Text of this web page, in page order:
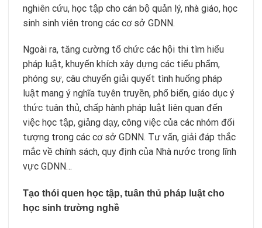
nghiên cứu, học tập cho cán bộ quản lý, nhà giáo, học
sinh sinh viên trong các cơ sở GDNN.
Ngoài ra, tăng cường tổ chức các hội thi tìm hiểu
pháp luật, khuyến khích xây dựng các tiểu phẩm,
phóng sự, câu chuyển giải quyết tình huống pháp
luật mang ý nghĩa tuyên truyền, phổ biến, giáo dục ý
thức tuân thủ, chấp hành pháp luật liên quan đến
việc học tập, giảng dạy, công việc của các nhóm đối
tượng trong các cơ sở GDNN. Tư vấn, giải đáp thắc
mắc về chính sách, quy định của Nhà nước trong lĩnh
vực GDNN…
Tạo thói quen học tập, tuân thủ pháp luật cho
học sinh trường nghề